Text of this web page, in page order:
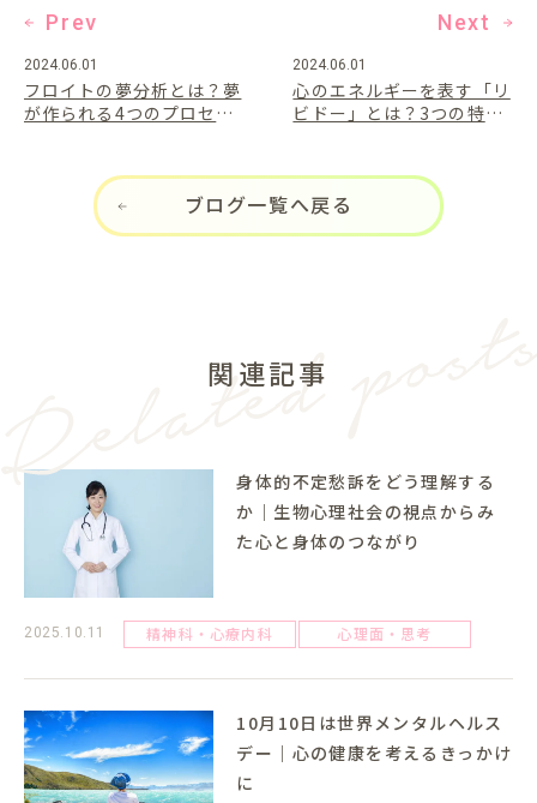
Prev
2024.06.01
フロイトの夢分析とは？夢
が作られる4つのプロセス
Next
2024.06.01
心のエネルギーを表す「リ
ビドー」とは？3つの特徴
ブログ一覧へ戻る
関連記事
身体的不定愁訴をどう理解する
か｜生物心理社会の視点からみ
た心と身体のつながり
2025.10.11 精神科・心療内科 心理面・思考
10月10日は世界メンタルヘルス
デー｜心の健康を考えるきっかけ
に